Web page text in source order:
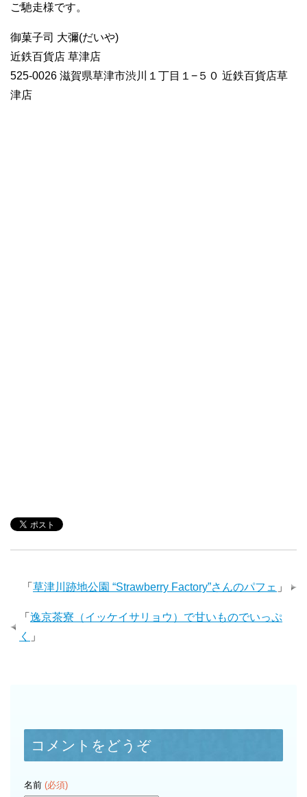
ご馳走様です。
御菓子司 大彌(だいや)
近鉄百貨店 草津店
525-0026 滋賀県草津市渋川１丁目１−５０ 近鉄百貨店草
津店
「 草津川跡地公園 “Strawberry ​Factory”さんのパフェ 」
「 逸京茶寮（イッケイサリョウ）で甘いものでいっぷ
く
」
コメントをどうぞ
名前 (必須)